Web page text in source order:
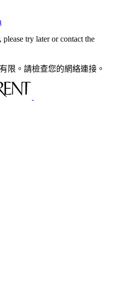
try later or contact the
限。請檢查您的網絡連接。